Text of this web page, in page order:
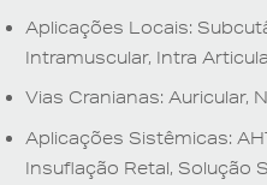
Aplicações Locais:
Intramuscular, Intra
Vias Cranianas: Auricular,
Aplicações Sistêmicas:
Insuflação Retal, Solução